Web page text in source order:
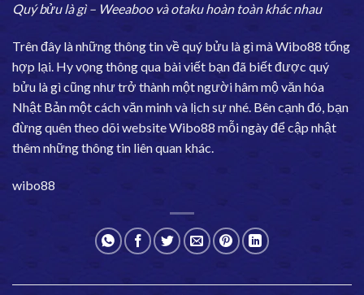
Quý bửu là gì – Weeaboo và otaku hoàn toàn khác nhau
Trên đây là những thông tin về quý bửu là gì mà Wibo88 tổng
hợp lại. Hy vọng thông qua bài viết bạn đã biết được quý
bửu là gì cũng như trở thành một người hâm mộ văn hóa
Nhật Bản một cách văn minh và lịch sự nhé. Bên cạnh đó, bạn
đừng quên theo dõi website Wibo88 mỗi ngày để cập nhật
thêm những thông tin liên quan khác.
wibo88